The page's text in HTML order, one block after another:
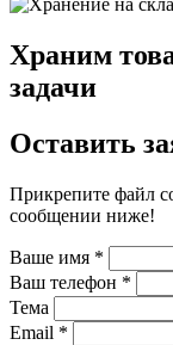
Храним
задачи
Оставить
Прикрепите файл
сообщении ниже!
Ваше имя *
Ваш телефон *
Тема
Email *